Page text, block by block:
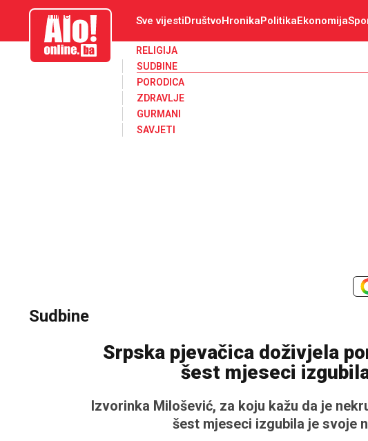
aloonline.ba Sve vijestiDruštvoHronikaPolitikaEkonomija
RELIGIJA
SUDBINE
PORODICA
ZDRAVLJE
GURMANI
SAVJETI
Sudbine
Srpska pjevačica doživjela
šest mjeseci
Izvorinka Milošević, za koju kažu da je
šest mjeseci izgubila je svoje